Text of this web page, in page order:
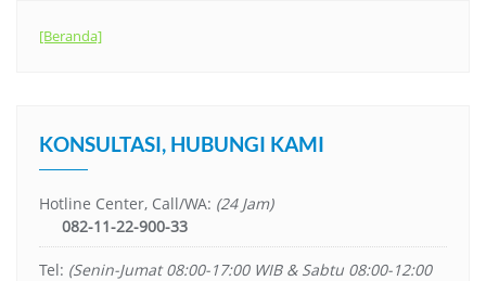
[Beranda]
KONSULTASI, HUBUNGI KAMI
Hotline Center, Call/WA: (24 Jam)
082-11-22-900-33
Tel: (Senin-Jumat 08:00-17:00 WIB & Sabtu 08:00-12:00